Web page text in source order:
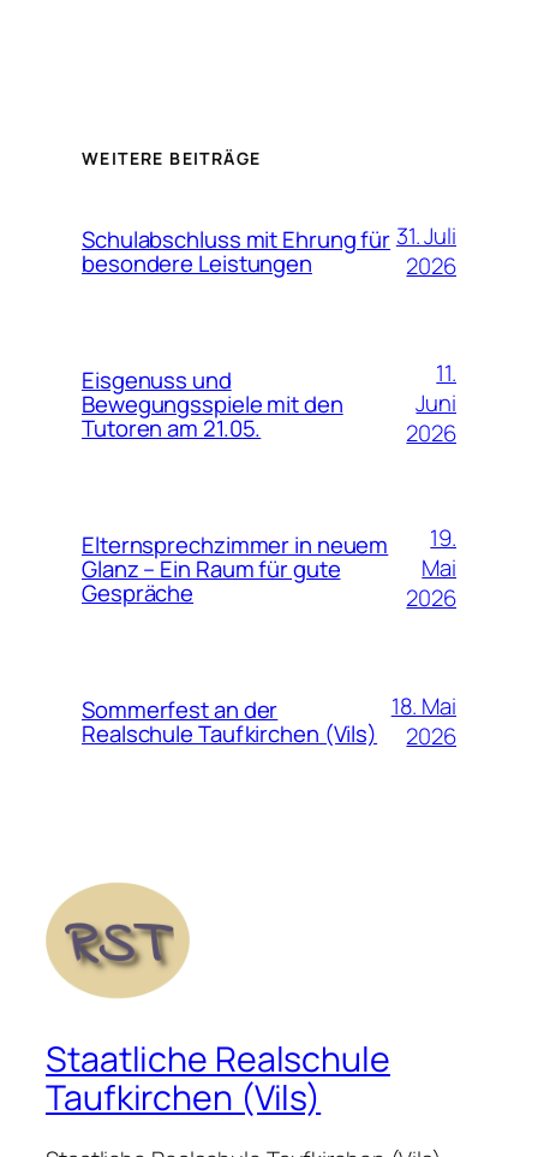
WEITERE BEITRÄGE
Schulabschluss mit Ehrung für
besondere Leistungen
31. Juli
2026
Eisgenuss und
Bewegungsspiele mit den
Tutoren am 21.05.
11.
Juni
2026
Elternsprechzimmer in neuem
Glanz – Ein Raum für gute
Gespräche
19.
Mai
2026
Sommerfest an der
Realschule Taufkirchen (Vils)
18. Mai
2026
Staatliche Realschule
Taufkirchen (Vils)